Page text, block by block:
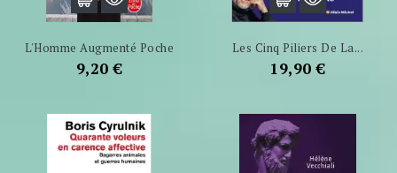
L'Homme Augmenté Poche
Prix
9,20 €
Les Cinq Piliers De La...
Prix
19,90 €